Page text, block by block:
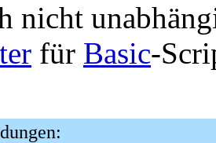
nicht
für Basic-